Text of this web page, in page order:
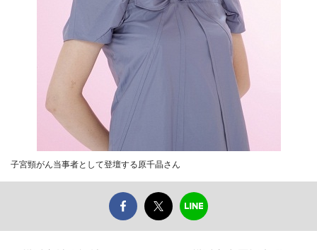
子宮頸がん当事者として登壇する原千晶さん